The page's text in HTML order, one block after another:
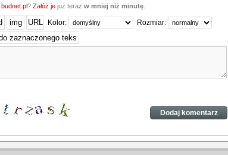
budnet.pl? Załóż je już teraz w mniej niż minutę
Kolor: Rozmiar: